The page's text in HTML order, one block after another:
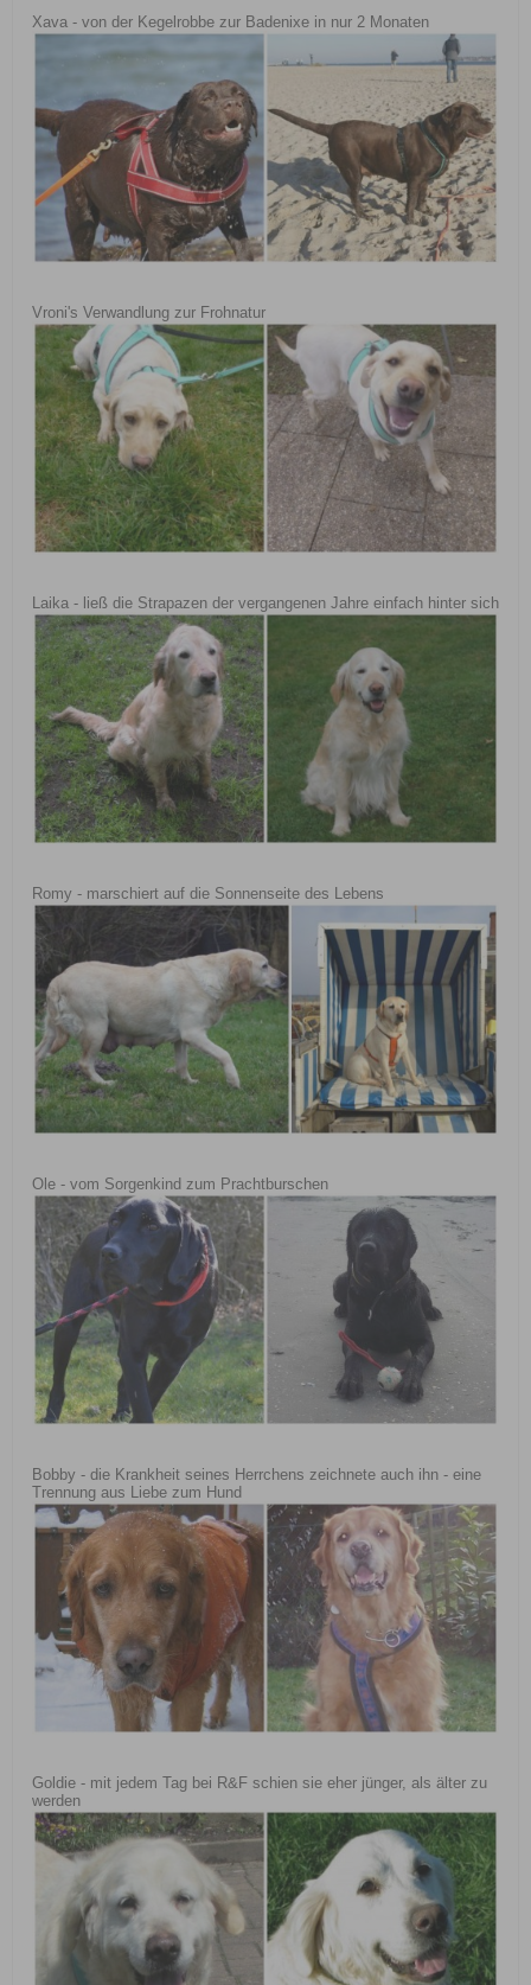
Xava - von der Kegelrobbe zur Badenixe in nur 2 Monaten
Vroni's Verwandlung zur Frohnatur
Laika - ließ die Strapazen der vergangenen Jahre einfach hinter sich
Romy - marschiert auf die Sonnenseite des Lebens
Ole - vom Sorgenkind zum Prachtburschen
Bobby - die Krankheit seines Herrchens zeichnete auch ihn - eine
Trennung aus Liebe zum Hund
Goldie - mit jedem Tag bei R&F schien sie eher jünger, als älter zu
werden